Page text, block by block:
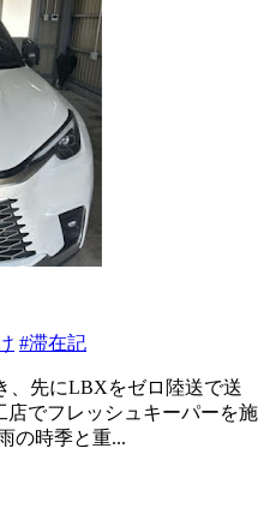
#滞在記
、先にLBXをゼロ陸送で送
店でフレッシュキーパーを施
の時季と重...